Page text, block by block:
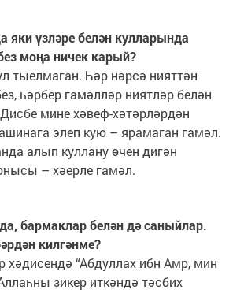
яки үзләре белән кулларында
моңа ничек карый?
тыелмаган. Һәр нәрсә нияттән
һәрбер гамәлләр ниятләр белән
мине хәвеф-хәтәрләрдән
элеп кую – ярамаган гамәл.
алып куллану өчен дигән
– хәерле гамәл.
бармаклар белән дә саныйлар.
килгәнме?
хәдисендә “Абдуллах ибн Амр, мин
зикер иткәндә тәсбих